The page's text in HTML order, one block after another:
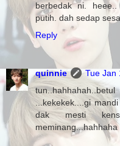
berbedak ni.
putih. dah sedap
Reply
quinnie
Tue Jan
...kekekek....gi
dak mesti
meminang...hahhaha